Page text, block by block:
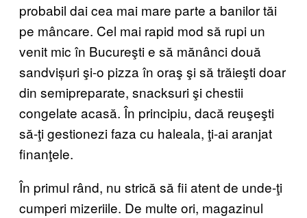
probabil dai cea mai mare parte a banilor tăi
pe mâncare. Cel mai rapid mod să rupi un
venit mic în Bucureşti e să mănânci două
sandvișuri şi-o pizza în oraş şi să trăieşti doar
din semipreparate, snacksuri şi chestii
congelate acasă. În principiu, dacă reuşeşti
să-ţi gestionezi faza cu haleala, ţi-ai aranjat
finanţele.
În primul rând, nu strică să fii atent de unde-ţi
cumperi mizeriile. De multe ori, magazinul